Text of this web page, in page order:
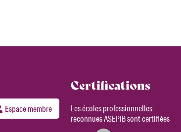
Espace membre
Certifications
Les écoles professionnelles
reconnues ASEPIB sont certifiées